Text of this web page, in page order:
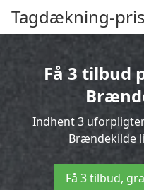
Tagdækning-
Få 3 tilbud
Indhent 3
Brændekilde
Få 3 tilbud,